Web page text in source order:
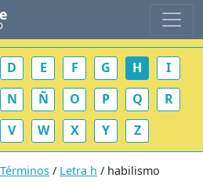
D E F G H
I
N Ñ O P Q
R
V W X Y Z
Términos / Letra h / habilismo